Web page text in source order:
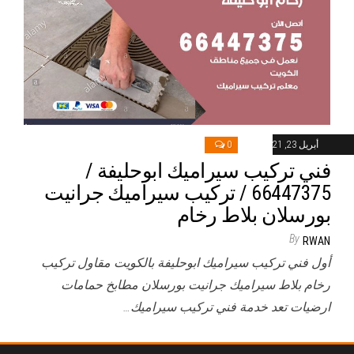
أبريل 23, 2021 0
فني تركيب سيراميك ابوحليفة /
66447375 / تركيب سيراميك جرانيت
بورسلان بلاط رخام
By RWAN
أول فني تركيب سيراميك ابوحليفة بالكويت مقاول تركيب
رخام بلاط سيراميك جرانيت بورسلان مطابخ حمامات
ارضيات تعد خدمة فني تركيب سيراميك…